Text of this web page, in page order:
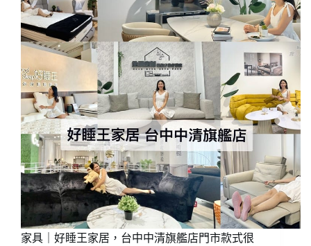
家具｜好睡王家居，台中中清旗艦店門市款式很